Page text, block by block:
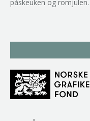
påskeuken og romjulen.